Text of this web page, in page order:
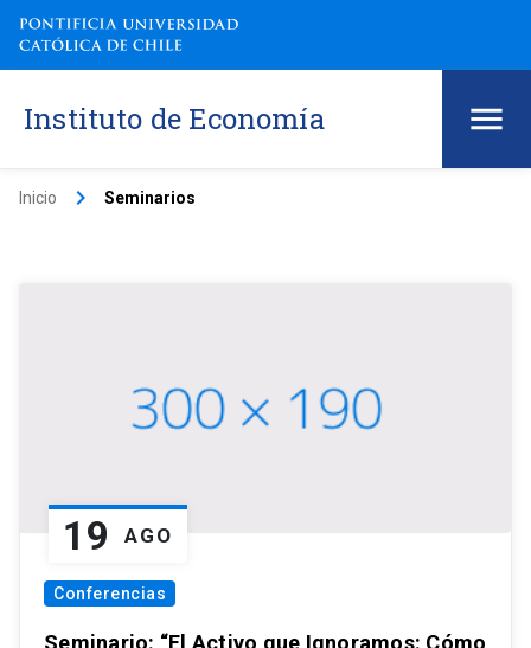
Instituto de Economía
Inicio keyboard_arrow_right Seminarios
19 AGO
Conferencias
Seminario: “El Activo que Ignoramos: Cómo